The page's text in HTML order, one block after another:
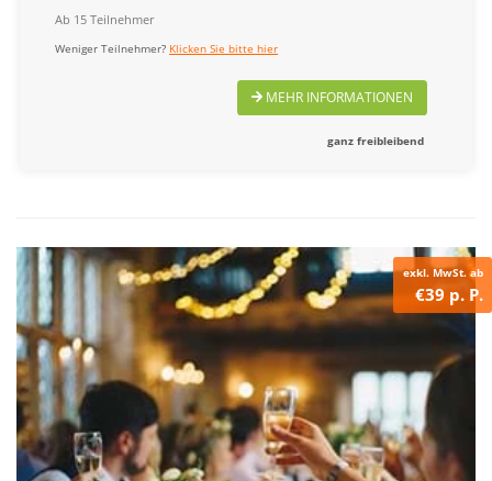
Ab 15 Teilnehmer
Weniger Teilnehmer? Klicken Sie bitte hier
MEHR INFORMATIONEN
ganz freibleibend
exkl. MwSt. ab
€39 p. P.